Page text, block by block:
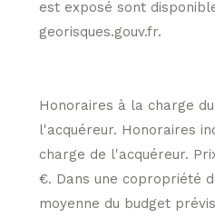
est exposé sont
georisques.gouv.fr.
Honoraires à la charge
l'acquéreur. Honoraires
charge de l'acquéreur.
€. Dans une copropriété
moyenne du budget